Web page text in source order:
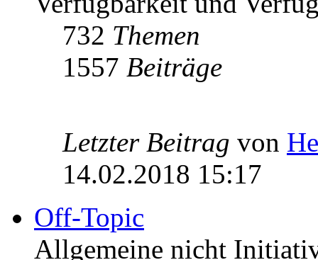
732 Themen
1557 Beiträge
Letzter Beitrag von
14.02.2018 15:17
Off-Topic
Allgemeine nicht